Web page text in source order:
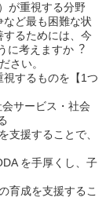
が重視する分野
ど最も困難な状
るためには、今
に考えますか︖
さい。
するものを【1つ
サービス・社会
支援することで、
を手厚くし、子
育成を支援するこ